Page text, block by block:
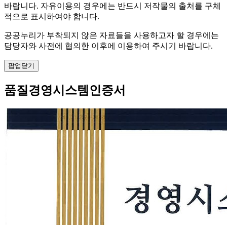
바랍니다. 자유이용의 경우에는 반드시 저작물의 출처를 구체
적으로 표시하여야 합니다.
공공누리가 부착되지 않은 자료들을 사용하고자 할 경우에는
담당자와 사전에 협의한 이후에 이용하여 주시기 바랍니다.
팝업닫기
품질경영시스템인증서